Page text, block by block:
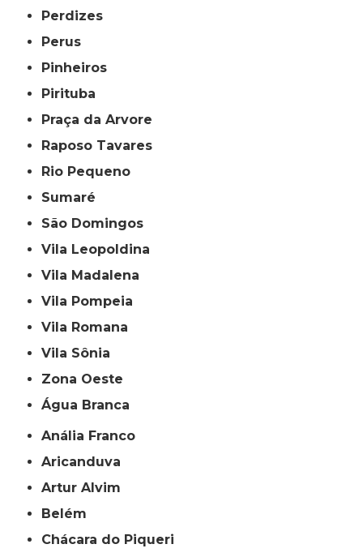
Perdizes
Perus
Pinheiros
Pirituba
Praça da Arvore
Raposo Tavares
Rio Pequeno
Sumaré
São Domingos
Vila Leopoldina
Vila Madalena
Vila Pompeia
Vila Romana
Vila Sônia
Zona Oeste
Água Branca
Anália Franco
Aricanduva
Artur Alvim
Belém
Chácara do Piqueri